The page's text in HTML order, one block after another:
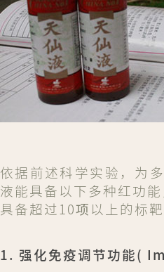
依据前述科学实验，为
液能具备以下多种红功
具备超过10项以上的标
1. 强化免疫调节功能(